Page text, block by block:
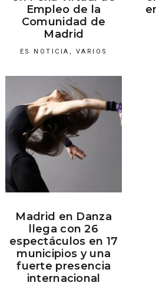
Empleo de la
Comunidad de
Madrid
ES NOTICIA , VARIOS
Madrid en Danza
llega con 26
espectáculos en 17
municipios y una
fuerte presencia
internacional